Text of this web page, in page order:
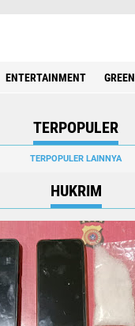
ENTERTAINMENT GREEN
TERPOPULER
TERPOPULER LAINNYA
HUKRIM